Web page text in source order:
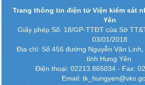
Trang thông tin điện tử Viện kiểm sát
Yên
Giấy phép Số: 18/GP-TTĐT của Sở
03/01/2018
Địa chỉ: Số 456 đường Nguyễn Văn Linh,
tỉnh Hưng Yên.
Điện thoại: 02213.865034 - Fax:
Email: